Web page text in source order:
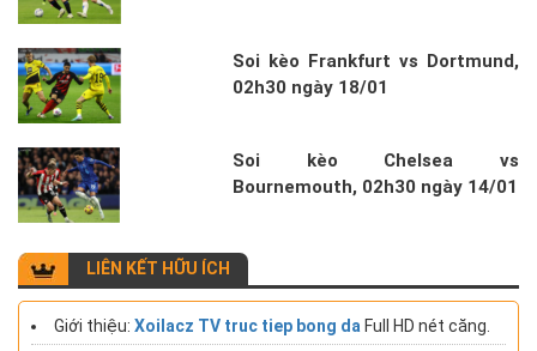
Soi kèo Frankfurt vs Dortmund,
02h30 ngày 18/01
Soi kèo Chelsea vs
Bournemouth, 02h30 ngày 14/01
LIÊN KẾT HỮU ÍCH
Giới thiệu: Xoilacz TV truc tiep bong da Full HD nét căng.